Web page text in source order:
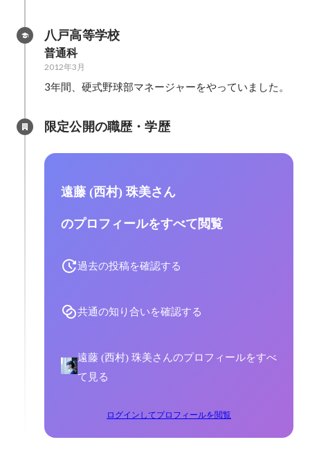
八戸高等学校
普通科
2012年3月
3年間、硬式野球部マネージャーをやっていました。
限定公開の職歴・学歴
遠藤 (西村) 珠美さん
のプロフィールをすべて閲覧
過去の投稿を確認する
共通の知り合いを確認する
遠藤 (西村) 珠美さんのプロフィールをすべ
て見る
ログインしてプロフィールを閲覧